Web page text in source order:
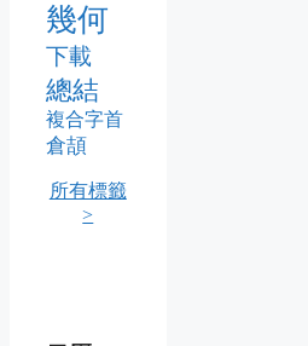
幾何
下載
總結
複合字首
倉頡
所有標籤
>